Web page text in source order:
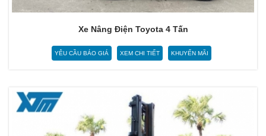
Xe Nâng Điện Toyota 4 Tấn
YÊU CẦU BÁO GIÁ XEM CHI TIẾT KHUYẾN MÃI